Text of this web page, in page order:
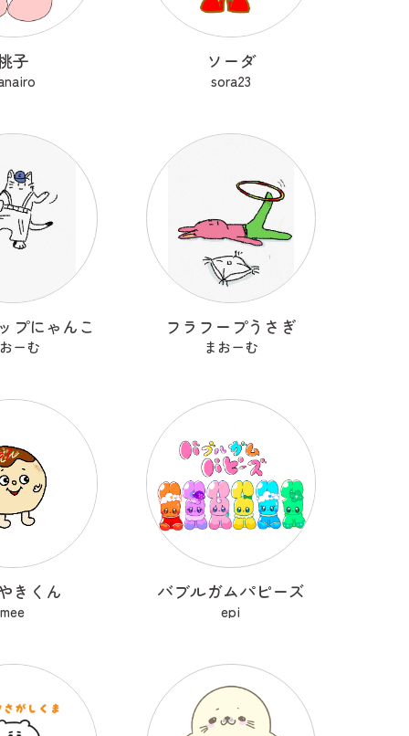
子 ソーダ
sora23
プにゃんこ
ーむ
フラフープうさぎ
まおーむ
きくん
mee
バブルガムパピーズ
epi